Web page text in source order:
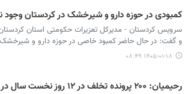
کمبودی در حوزه دارو و شیرخشک در کردستان وجود
سرویس کردستان - مدیرکل تعزیرات حکومتی استان
و گفت: در حال حاضر کمبود خاصی در حوزه دارو و شیرخشک
۱۴۰۵-۰۱-۱۸ ۰۸:۴۹
رحیمیان: ۲۰۰ پرونده تخلف در ۱۲ روز نخست سال در کردستان تشکیل شد